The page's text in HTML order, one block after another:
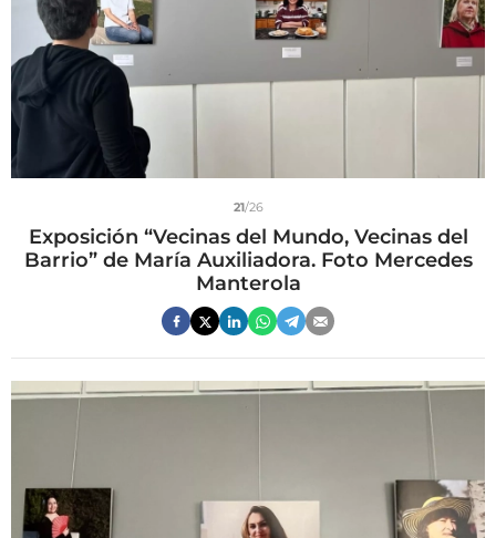
21/26
Exposición “Vecinas del Mundo, Vecinas del
Barrio” de María Auxiliadora. Foto Mercedes
Manterola